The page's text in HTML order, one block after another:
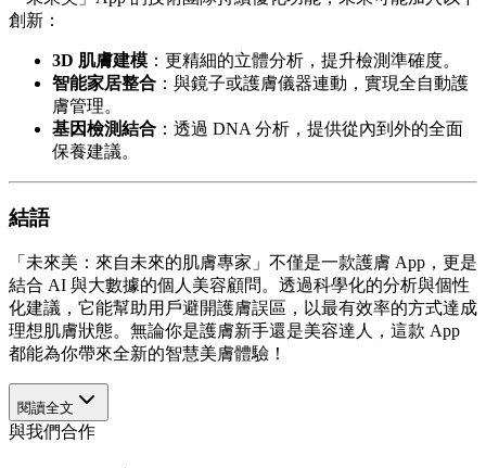
創新：
3D 肌膚建模 ：更精細的立體分析，提升檢測準確度。
智能家居整合 ：與鏡子或護膚儀器連動，實現全自動護
膚管理。
基因檢測結合 ：透過 DNA 分析，提供從內到外的全面
保養建議。
結語
「未來美：來自未來的肌膚專家」不僅是一款護膚 App，更是
結合 AI 與大數據的個人美容顧問。透過科學化的分析與個性
化建議，它能幫助用戶避開護膚誤區，以最有效率的方式達成
理想肌膚狀態。無論你是護膚新手還是美容達人，這款 App
都能為你帶來全新的智慧美膚體驗！
閱讀全文
與我們合作